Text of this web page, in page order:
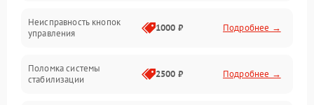
Неисправность кнопок
управления
1000 ₽ Подробнее →
Поломка системы
стабилизации
2500 ₽ Подробнее →